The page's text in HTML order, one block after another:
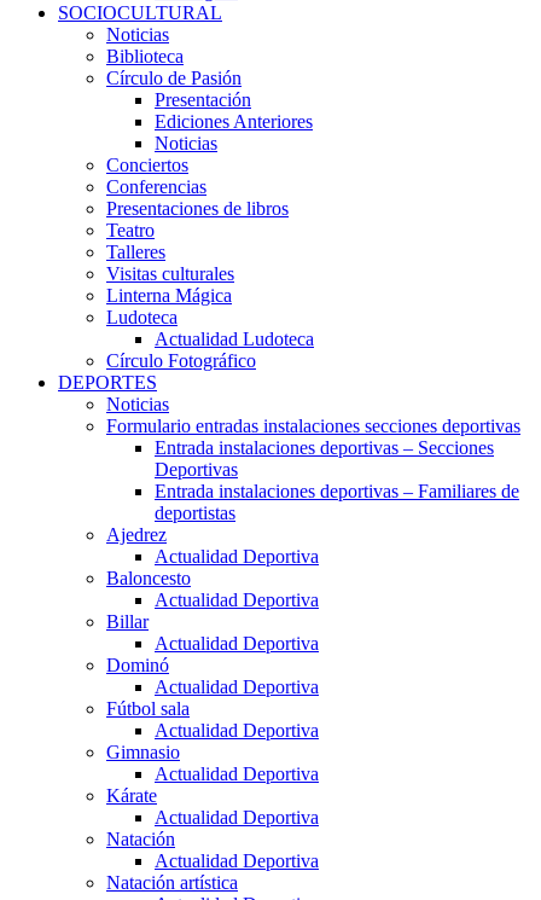
SOCIOCULTURAL
Noticias
Biblioteca
Círculo de Pasión
Presentación
Ediciones Anteriores
Noticias
Conciertos
Conferencias
Presentaciones de libros
Teatro
Talleres
Visitas culturales
Linterna Mágica
Ludoteca
Actualidad Ludoteca
Círculo Fotográfico
DEPORTES
Noticias
Formulario entradas instalaciones secciones deportivas
Entrada instalaciones deportivas – Secciones
Deportivas
Entrada instalaciones deportivas – Familiares de
deportistas
Ajedrez
Actualidad Deportiva
Baloncesto
Actualidad Deportiva
Billar
Actualidad Deportiva
Dominó
Actualidad Deportiva
Fútbol sala
Actualidad Deportiva
Gimnasio
Actualidad Deportiva
Kárate
Actualidad Deportiva
Natación
Actualidad Deportiva
Natación artística